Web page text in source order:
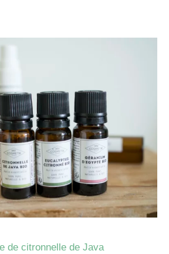
de citronnelle de Java